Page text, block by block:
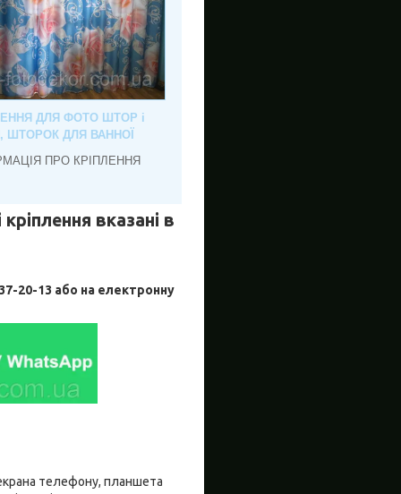
ДЛЯ ФОТО ШТОР і
ШТОРОК ДЛЯ ВАННОЇ
ПРО КРІПЛЕННЯ
вказані в
13 або на електронну
телефону, планшета